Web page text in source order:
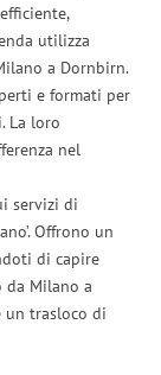
utilizza
a Dornbirn.
e formati per
La loro
nel
servizi di
Offrono un
di capire
Milano a
un trasloco di